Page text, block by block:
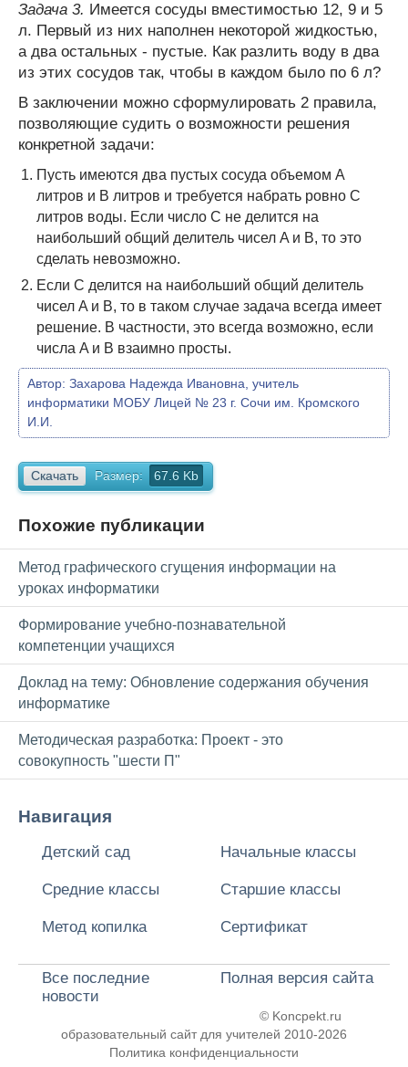
Задача 3. Имеется сосуды вместимостью 12, 9 и 5
л. Первый из них наполнен некоторой жидкостью,
а два остальных - пустые. Как разлить воду в два
из этих сосудов так, чтобы в каждом было по 6 л?
В заключении можно сформулировать 2 правила,
позволяющие судить о возможности решения
конкретной задачи:
Пусть имеются два пустых сосуда объемом A
литров и B литров и требуется набрать ровно C
литров воды. Если число C не делится на
наибольший общий делитель чисел A и B, то это
сделать невозможно.
Если C делится на наибольший общий делитель
чисел A и B, то в таком случае задача всегда имеет
решение. В частности, это всегда возможно, если
числа A и B взаимно просты.
Автор: Захарова Надежда Ивановна, учитель
информатики МОБУ Лицей № 23 г. Сочи им. Кромского
И.И.
Скачать Размер: 67.6 Kb
Похожие публикации
Метод графического сгущения информации на
уроках информатики
Формирование учебно-познавательной
компетенции учащихся
Доклад на тему: Обновление содержания обучения
информатике
Методическая разработка: Проект - это
совокупность "шести П"
Навигация
Детский сад Начальные классы
Средние классы Старшие классы
Метод копилка Сертификат
Все последние
новости
Полная версия сайта
© Koncpekt.ru
образовательный сайт для учителей 2010-2026
Политика конфиденциальности